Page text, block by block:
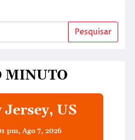
Pesquisar
MINUTO
Jersey, US
pm, Ago 7, 2026